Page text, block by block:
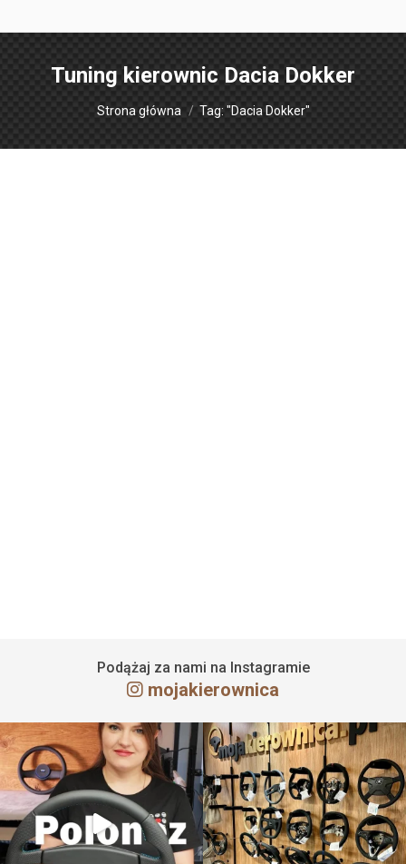
Tuning kierownic Dacia Dokker
Jesteś tutaj:
Strona główna Tag: "Dacia Dokker"
Podążaj za nami na Instagramie
mojakierownica